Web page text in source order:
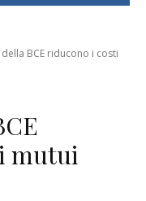
BCE riducono i costi
mutui